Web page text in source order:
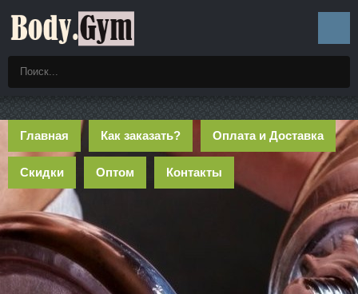
Главная Как заказать? Оплата и Доставка
Скидки Оптом Контакты